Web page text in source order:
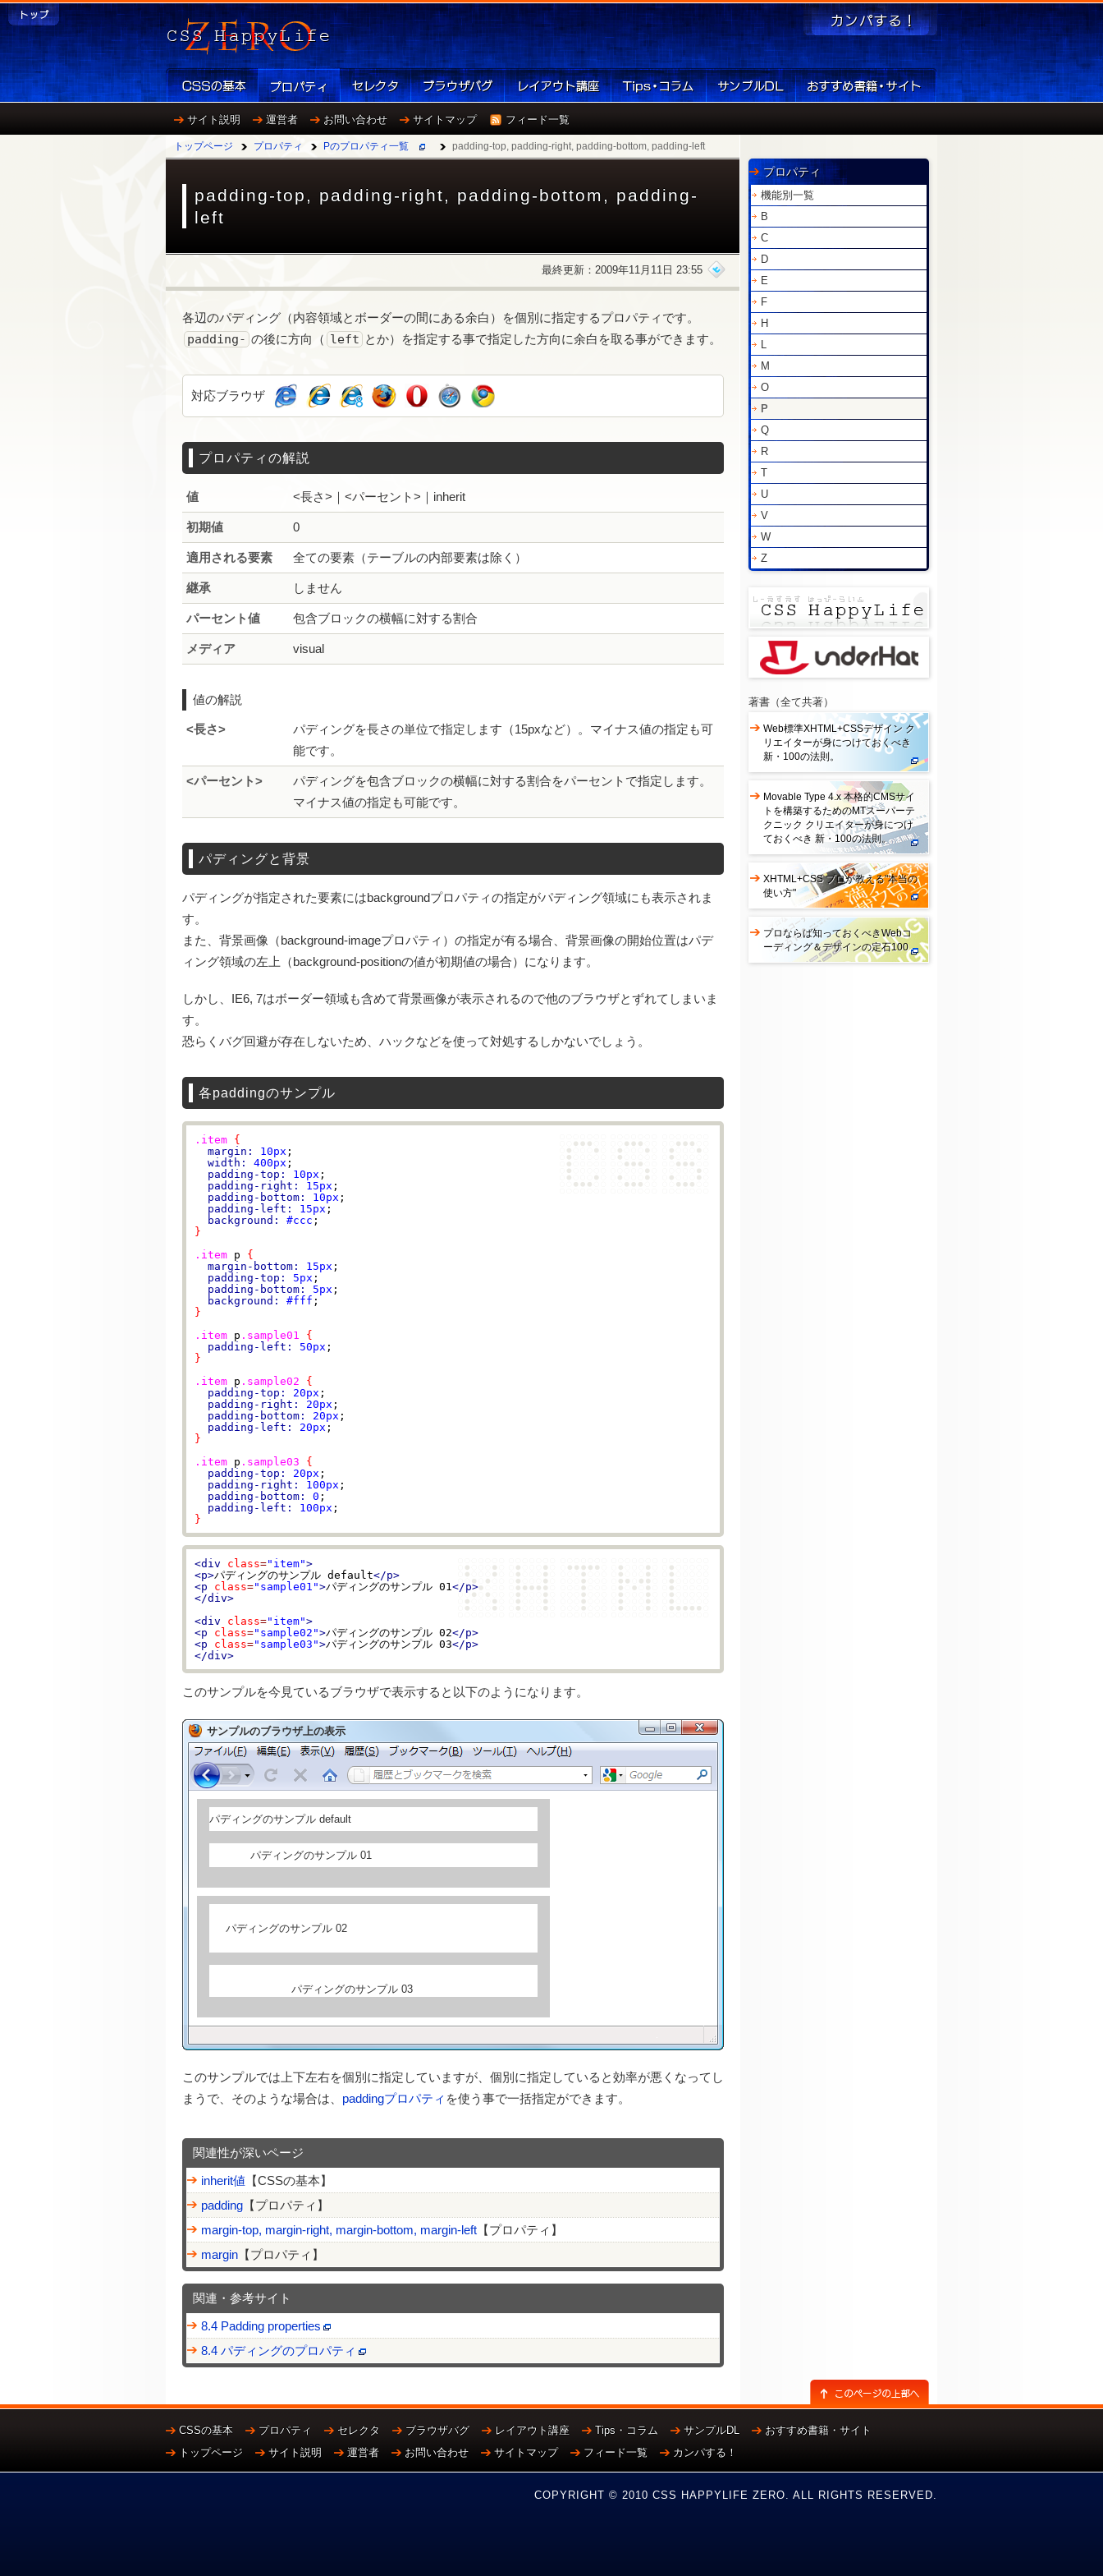
サイト説明 運営者 お問い合わせ サイトマップ フィード一覧
トップページ プロパティ Pのプロパティ一覧 padding-top, padding-right, padding-bottom, padding-left
padding-top, padding-right, padding-bottom, padding-
left
最終更新：2009年11月11日 23:55
各辺のパディング（内容領域とボーダーの間にある余白）を個別に指定するプロパティです。
padding- の後に方向（ left とか）を指定する事で指定した方向に余白を取る事ができます。
対応ブラウザ
プロパティの解説
値 <長さ>｜<パーセント>｜inherit
初期値 0
適用される要素 全ての要素（テーブルの内部要素は除く）
継承 しません
パーセント値 包含ブロックの横幅に対する割合
メディア visual
値の解説
<長さ>
パディングを長さの単位で指定します（15pxなど）。マイナス値の指定も可
能です。
<パーセント>
パディングを包含ブロックの横幅に対する割合をパーセントで指定します。
マイナス値の指定も可能です。
パディングと背景
パディングが指定された要素にはbackgroundプロパティの指定がパディング領域にも表示されま
す。
また、背景画像（background-imageプロパティ）の指定が有る場合、背景画像の開始位置はパデ
ィング領域の左上（background-positionの値が初期値の場合）になります。
しかし、IE6, 7はボーダー領域も含めて背景画像が表示されるので他のブラウザとずれてしまいま
す。
恐らくバグ回避が存在しないため、ハックなどを使って対処するしかないでしょう。
各paddingのサンプル
.item {
margin:
10px ;
width:
400px ;
padding-top:
10px ;
padding-right:
15px ;
padding-bottom:
10px ;
padding-left:
15px ;
background:
#ccc
}
.item p {
margin-bottom:
15px ;
padding-top:
5px ;
padding-bottom:
5px ;
background:
#fff
}
.item p .sample01
{
padding-left:
50px
}
.item p .sample02
{
padding-top:
20px ;
padding-right:
20px ;
padding-bottom:
20px ;
padding-left:
20px
}
.item p .sample03
{
padding-top:
20px ;
padding-right:
100px ;
padding-bottom:
0 ;
padding-left:
100px
}
<div class="item">
<p>パディングのサンプル default</p>
<p
class="sample01">パディングのサンプル 01</p>
</div>
<div
class="item">
<p
class="sample02">パディングのサンプル 02</p>
<p
class="sample03">パディングのサンプル 03</p>
</div>
このサンプルを今見ているブラウザで表示すると以下のようになります。
サンプルのブラウザ上の表示
パディングのサンプル default
パディングのサンプル 01
パディングのサンプル 02
パディングのサンプル 03
このサンプルでは上下左右を個別に指定していますが、個別に指定していると効率が悪くなってし
まうで、そのような場合は、 paddingプロパティ を使う事で一括指定ができます。
関連性が深いページ
inherit値 【CSSの基本】
padding 【プロパティ】
margin-top, margin-right, margin-bottom, margin-left 【プロパティ】
margin 【プロパティ】
関連・参考サイト
8.4 Padding properties
8.4 パディングのプロパティ
プロパティ
機能別一覧
B
C
D
E
F
H
L
M
O
P
Q
R
T
U
V
W
Z
著書（全て共著）
Web標準XHTML+CSSデザイン ク
リエイターが身につけておくべき
新・100の法則。
Movable Type 4.x 本格的CMSサイ
トを構築するためのMTスーパーテ
クニック クリエイターが身につけ
ておくべき 新・100の法則。
XHTML+CSS プロが教える"本当の
使い方"
プロならば知っておくべきWebコ
ーディング＆デザインの定石100
CSSの基本 プロパティ セレクタ ブラウザバグ レイアウト講座 Tips・コラム サンプルDL
おすすめ書籍・サイト
トップページ
サイト説明 運営者 お問い合わせ サイトマップ フィード一覧 カンパする！
COPYRIGHT © 2010 CSS HAPPYLIFE ZERO. ALL RIGHTS RESERVED.